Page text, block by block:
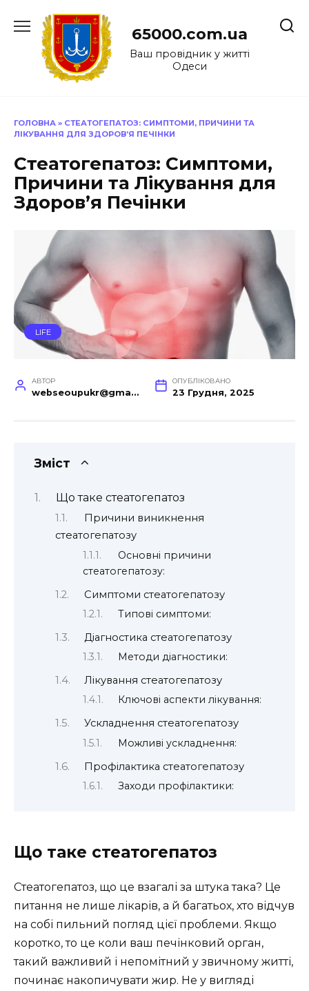
до
65000.com.ua
Ваш провідник у житті
Одеси
ГОЛОВНА » СТЕАТОГЕПАТОЗ: СИМПТОМИ, ПРИЧИНИ ТА
ЛІКУВАННЯ ДЛЯ ЗДОРОВ’Я ПЕЧІНКИ
Стеатогепатоз: Симптоми,
Причини та Лікування для
Здоров’я Печінки
LIFE
АВТОР
webseoupukr@gmail.com
ОПУБЛІКОВАНО
23 Грудня, 2025
Зміст
Що таке стеатогепатоз
Причини виникнення
стеатогепатозу
Основні причини
стеатогепатозу:
Симптоми стеатогепатозу
Типові симптоми:
Діагностика стеатогепатозу
Методи діагностики:
Лікування стеатогепатозу
Ключові аспекти лікування:
Ускладнення стеатогепатозу
Можливі ускладнення:
Профілактика стеатогепатозу
Заходи профілактики:
Що таке стеатогепатоз
Стеатогепатоз, що це взагалі за штука така? Це
питання не лише лікарів, а й багатьох, хто відчув
на собі пильний погляд цієї проблеми. Якщо
коротко, то це коли ваш печінковий орган,
такий важливий і непомітний у звичному житті,
починає накопичувати жир. Не у вигляді